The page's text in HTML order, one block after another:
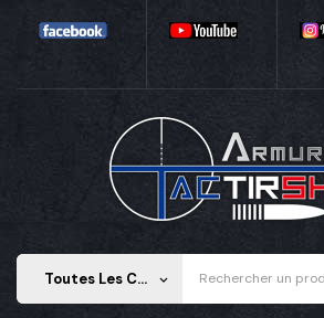
Toutes Les Catégories keyboard_arrow_down